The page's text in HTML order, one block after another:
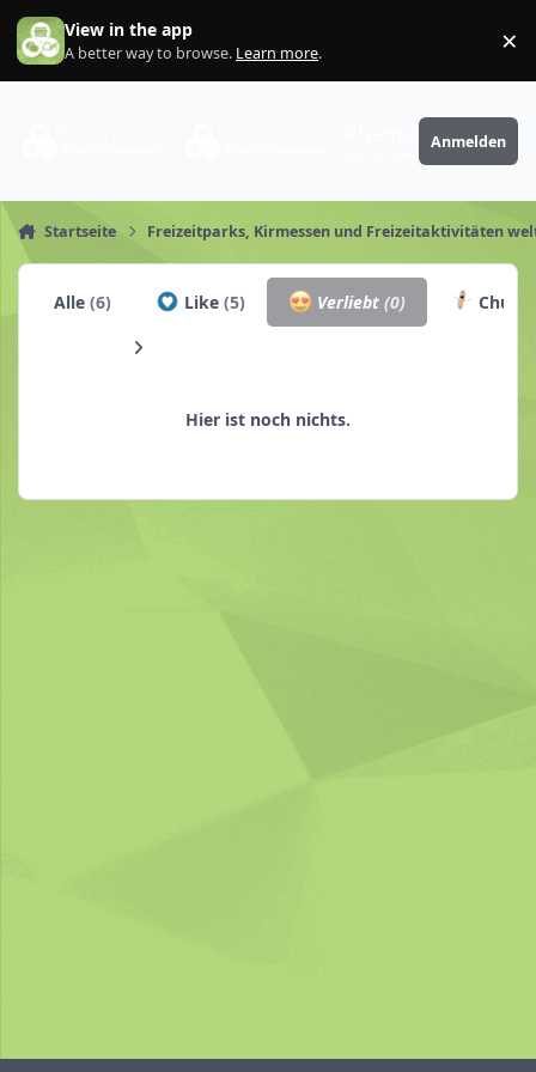
Zum Inhalt springen
View in the app
A better way to browse. Learn more. ×
PhantaFriends.de
Anmelden
Startseite Freizeitparks, Kirmessen und Freizeitaktivitäten
Alle(6) Like (5) Verliebt(0)
Hier ist noch nichts.